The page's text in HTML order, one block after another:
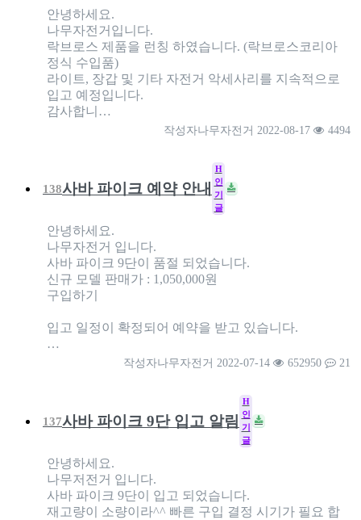
안녕하세요.
나무자전거입니다.
락브로스 제품을 런칭 하였습니다. (락브로스코리아
정식 수입품)
라이트, 장갑 및 기타 자전거 악세사리를 지속적으로
입고 예정입니다.
감사합니…
작성자나무자전거 2022-08-17 4494
138사바 파이크 예약 안내
H
인
기
글
안녕하세요.
나무자전거 입니다.
사바 파이크 9단이 품절 되었습니다.
신규 모델 판매가 : 1,050,000원
구입하기
입고 일정이 확정되어 예약을 받고 있습니다.
…
작성자나무자전거 2022-07-14 652950 21
137사바 파이크 9단 입고 알림
H
인
기
글
안녕하세요.
나무저전거 입니다.
사바 파이크 9단이 입고 되었습니다.
재고량이 소량이라^^ 빠른 구입 결정 시기가 필요 합